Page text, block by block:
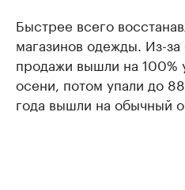
Быстрее всего
магазинов одежды. Из-
продажи вышли на 100%
осени, потом упали до
года вышли на обычный